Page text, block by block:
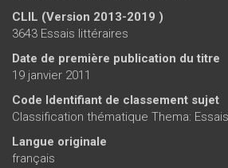
CLIL (Version 2013-2019 )
3643 Essais littéraires
Date de première publication du titre
19 janvier 2011
Code Identifiant de classement sujet
Classification thématique Thema:
Langue originale
français